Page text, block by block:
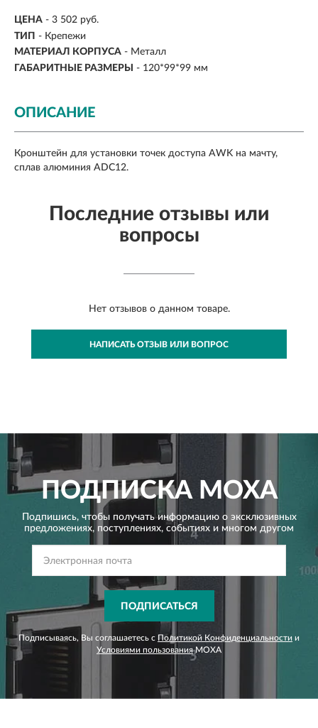
ЦЕНА - 3 502 руб.
ТИП - Крепежи
МАТЕРИАЛ КОРПУСА - Металл
ГАБАРИТНЫЕ РАЗМЕРЫ
- 120*99*99 мм
ОПИСАНИЕ
Кронштейн для установки точек доступа AWK на мачту,
сплав алюминия ADC12.
Последние отзывы или
вопросы
Нет отзывов о данном товаре.
НАПИСАТЬ ОТЗЫВ ИЛИ ВОПРОС
ПОДПИСКАMOXA
Подпишись, чтобы получать информацию о эксклюзивных
предложениях, поступлениях, событиях и многом другом
ПОДПИСАТЬСЯ
Подписываясь, Вы соглашаетесь с Политикой Конфиденциальности и
Условиями пользованияMOXA